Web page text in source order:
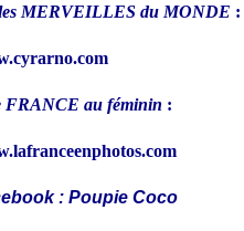
MERVEILLES du MONDE :
FRANCE au féminin :
: Poupie Coco